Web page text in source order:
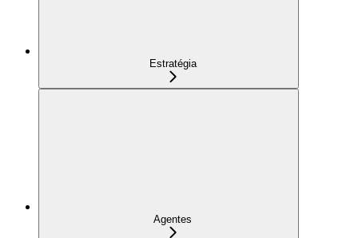
Estratégia
Agentes